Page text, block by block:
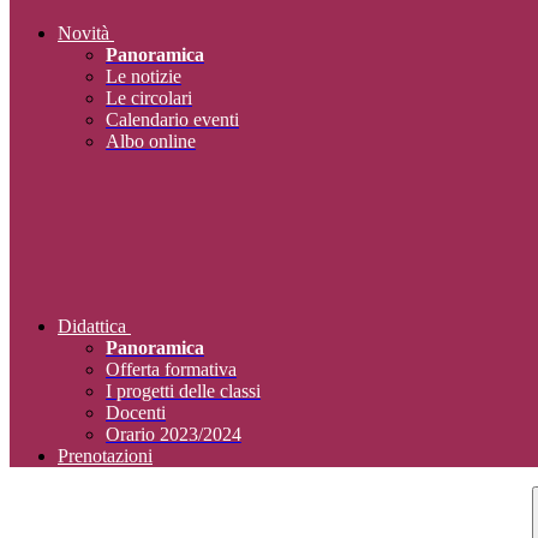
Novità
Panoramica
Le notizie
Le circolari
Calendario eventi
Albo online
Didattica
Panoramica
Offerta formativa
I progetti delle classi
Docenti
Orario 2023/2024
Prenotazioni